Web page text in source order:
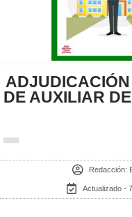
DE AUXILIAR
Redacción:
Actualizado -